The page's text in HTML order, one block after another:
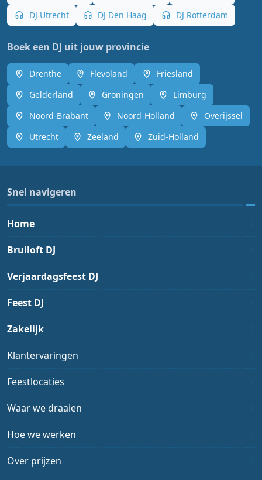
DJ Utrecht
DJ Den Haag DJ Rotterdam
Boek een DJ uit jouw provincie
Drenthe Flevoland
Friesland
Gelderland
Groningen
Limburg
Noord-Brabant
Noord-Holland
Overijssel
Utrecht
Zeeland Zuid-Holland
Snel navigeren
Home
Bruiloft DJ
Verjaardagsfeest DJ
Feest DJ
Zakelijk
Klantervaringen
Feestlocaties
Waar we draaien
Hoe we werken
Over prijzen